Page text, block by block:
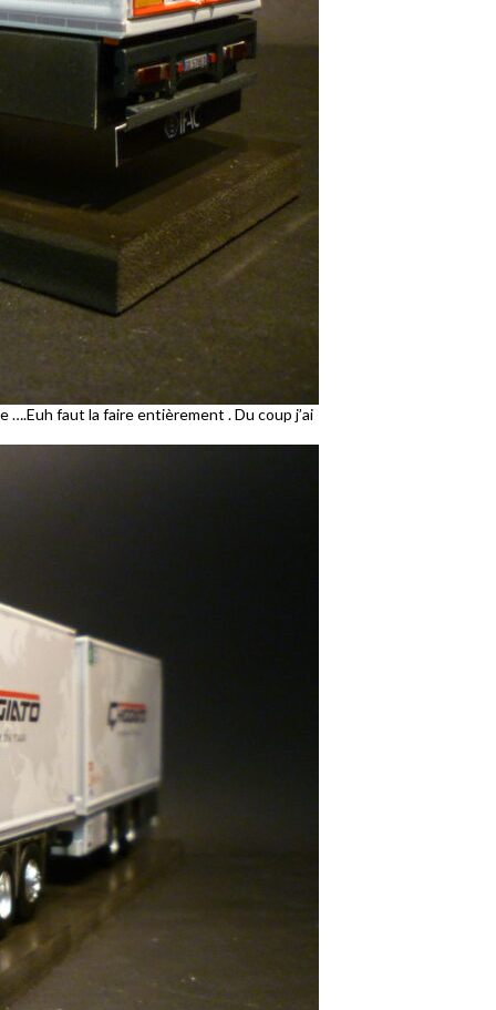
….Euh faut la faire entièrement . Du coup j’ai